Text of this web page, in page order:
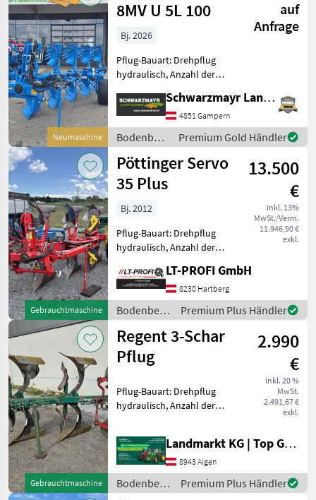
Neumaschine
8MV U 5L 100
auf
Anfrage
Bj. 2026
Pflug-Bauart: Drehpflug
hydraulisch, Anzahl der
Maiseinleger, Scheibensech,
hydr.
Schnittbreitenverstellung,
Streifenkörper, Stützrad,
Vorschäler
Schwarzmayr Landtechnik GmbH - Gampern
4851 Gampern
Bodenbearbeitung
/ Lemken
Premium Gold Händler
Gebrauchtmaschine
Pöttinger Servo
35 Plus
13.500
€
inkl. 13%
MwSt./Verm.
11.946,90 €
exkl.
Bj. 2012
Pflug-Bauart: Drehpflug
hydraulisch, Anzahl der
Scheibensech, hydr.
Schnittbreitenverstellung,
Stützrad, Vorschäler
Pöttinger Servo 35 Plus
==Vermittl
LT-PROFI GmbH
8230 Hartberg
Bodenbearbeitung
/ Pöttinger
Premium Plus Händler
Gebrauchtmaschine
Regent 3-Schar
Pflug
2.990
€
inkl. 20 %
MwSt.
2.491,67 €
exkl.
Pflug-Bauart: Drehpflug
hydraulisch, Anzahl der
Vorschäler Gebrauchter
Regent 3-Schar Pflug -
Hydraulischer Wendepflug -
Landmarkt KG | Top Gebrauchtmaschinen Zentrum
8943 Aigen
Bodenbearbeitung
/ Regent
Premium Plus Händler